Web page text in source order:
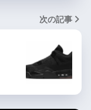
次の記事